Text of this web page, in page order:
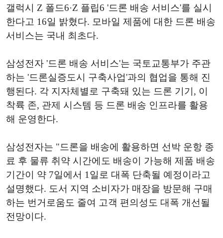
갤럭시 Z 폴드6·Z 플립6 '드론 배송 서비스'를 실시
한다고 16일 밝혔다. 모바일 제품에 대한 드론 배송
서비스는 국내 최초다.
삼성전자 '드론 배송 서비스'는 국토교통부가 주관
하는 '드론실증도시 구축사업'과의 협업을 통해 진
행된다. 각 지자체별로 구축돼 있는 드론 기기, 이
착륙 존, 관제 시스템 등 드론 배송 인프라를 활용
해 운영한다.
삼성전자는 "드론을 배송에 활용하면 선박 운항 종
료 후 물류 취약 시간에도 배송이 가능해 제품 배송
기간이 약 7일에서 1일로 대폭 단축될 예정이라고
설명했다. 도서 지역 소비자가 매장을 방문해 구매
하는 번거로움도 줄여 고객 편의성도 대폭 개선될
전망이다.